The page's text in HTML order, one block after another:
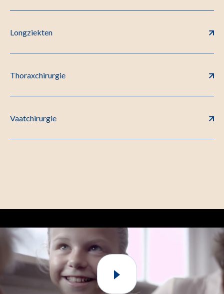
Longziekten
Thoraxchirurgie
Vaatchirurgie